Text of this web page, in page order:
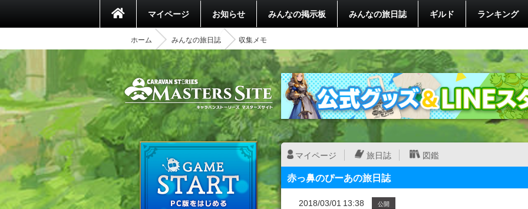
マイページ お知らせ みんなの掲示板 みんなの旅日誌 ギルド ランキング
ホーム みんなの旅日誌 収集メモ
マイページ 旅日誌 図鑑
赤っ鼻のぴーあの旅日誌
2018/03/01 13:38 公開